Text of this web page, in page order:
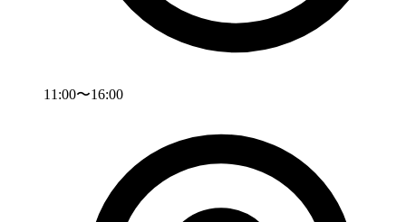
11:00〜16:00